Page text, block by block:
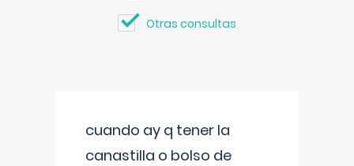
Otras consultas
cuando ay q tener la
canastilla o bolso de